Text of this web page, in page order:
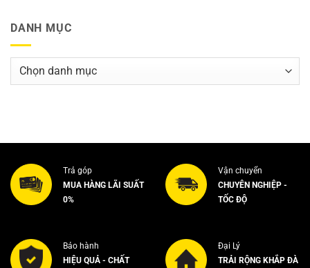
DANH MỤC
Danh
Trả góp
MUA HÀNG LÃI SUẤT
0%
Vận chuyển
CHUYÊN NGHIỆP -
TỐC ĐỘ
Bảo hành
HIỆU QUẢ - CHẤT
Đại Lý
TRẢI RỘNG KHẮP ĐÀ